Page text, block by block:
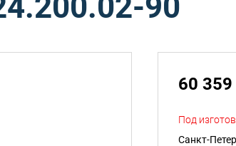
60 359
Под
Санкт-